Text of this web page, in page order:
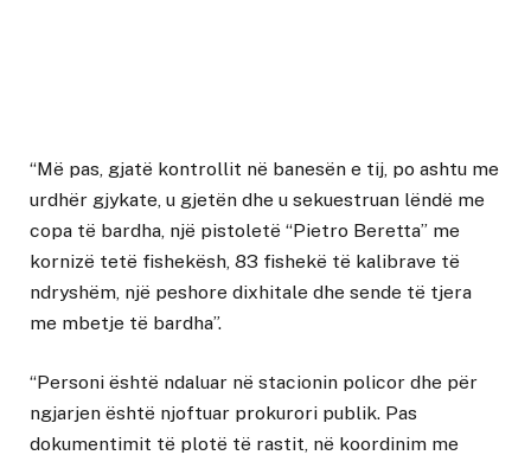
“Më pas, gjatë kontrollit në banesën e tij, po ashtu me
urdhër gjykate, u gjetën dhe u sekuestruan lëndë me
copa të bardha, një pistoletë “Pietro Beretta” me
kornizë tetë fishekësh, 83 fishekë të kalibrave të
ndryshëm, një peshore dixhitale dhe sende të tjera
me mbetje të bardha”.
“Personi është ndaluar në stacionin policor dhe për
ngjarjen është njoftuar prokurori publik. Pas
dokumentimit të plotë të rastit, në koordinim me